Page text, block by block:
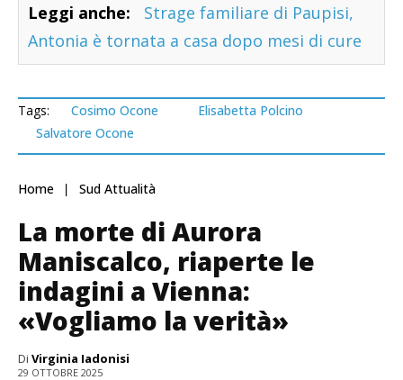
Leggi anche:
Strage familiare di Paupisi,
Antonia è tornata a casa dopo mesi di cure
Tags: Cosimo Ocone
Elisabetta Polcino
Salvatore Ocone
Home Sud Attualità
La morte di Aurora
Maniscalco, riaperte le
indagini a Vienna:
«Vogliamo la verità»
Di Virginia Iadonisi
29 OTTOBRE 2025